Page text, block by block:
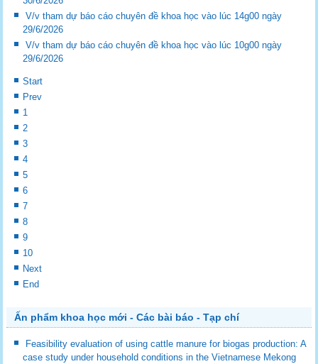
V/v tham dự báo cáo chuyên đề khoa học vào lúc 14g00 ngày
29/6/2026
V/v tham dự báo cáo chuyên đề khoa học vào lúc 10g00 ngày
29/6/2026
Start
Prev
1
2
3
4
5
6
7
8
9
10
Next
End
Ấn phẩm khoa học mới - Các bài báo - Tạp chí
Feasibility evaluation of using cattle manure for biogas production: A
case study under household conditions in the Vietnamese Mekong